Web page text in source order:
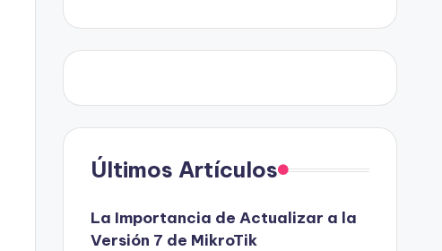
Últimos Artículos
La Importancia de Actualizar a la
Versión 7 de MikroTik